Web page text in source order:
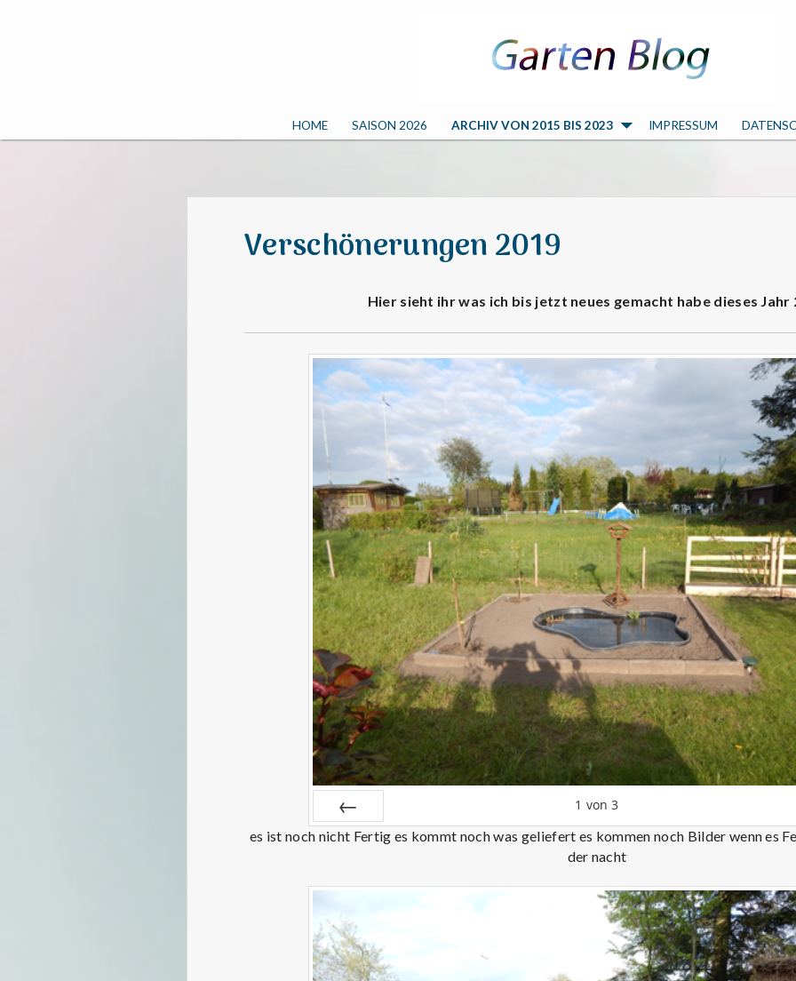
HOME SAISON 2026 ARCHIV VON 2015 BIS 2023 IMPRESSUM
Verschönerungen 2019
Hier sieht ihr was ich bis jetzt neues gemacht habe dieses Jahr
ZURÜCK
1 von 3
es ist noch nicht Fertig es kommt noch was geliefert es kommen noch Bilder wenn es
der nacht